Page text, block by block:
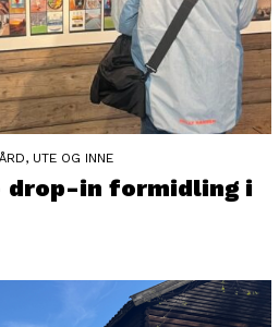
UTE OG INNE
drop-in formidling i